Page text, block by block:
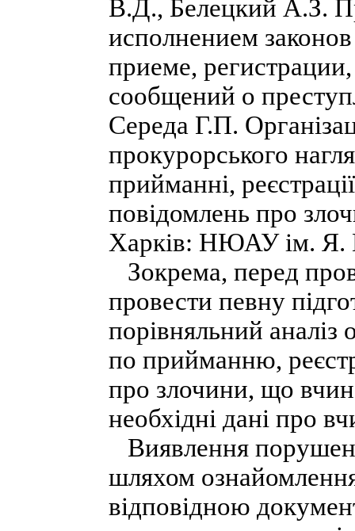
В.Д., Белецкий А.З.
исполнением
приеме,
сообщений о
Середа Г.П.
прокурорського
прийманні,
повідомлень про
Харків: НЮАУ ім. Я.
Зокрема, перед
провести певну
порівняльний аналіз
по прийманню,
про злочини, що
необхідні дані про
Виявлення
шляхом
відповідною